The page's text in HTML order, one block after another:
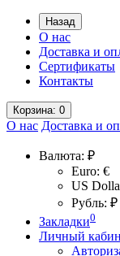
Назад
О нас
Доставка и
Сертификаты
Контакты
Корзина: 0
О нас Доставка и
Валюта: ₽
Euro: €
US
Рубль: ₽
Закладки0
Личный